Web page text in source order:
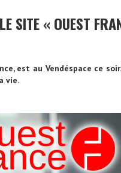
SITE « OUEST
est au Vendéspace ce
vie.